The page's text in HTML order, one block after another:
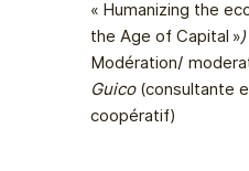
« Humanizing the
the Age of Capital »)
Modération/
Guico (consultante
coopératif)